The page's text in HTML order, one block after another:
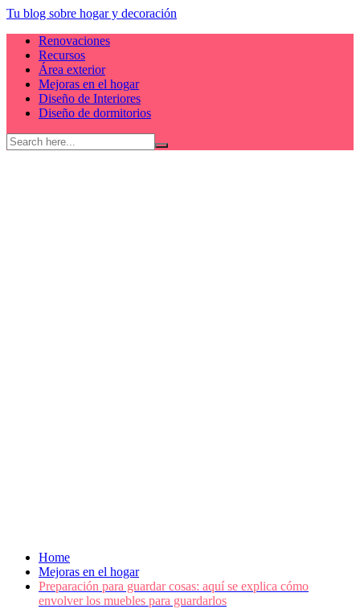
Skip
content
Tu blog sobre hogar y decoración
Renovaciones
Recursos
Área exterior
Mejoras en el hogar
Diseño de Interiores
Diseño de dormitorios
Home
Mejoras en el hogar
Preparación para guardar cosas: aquí se explica cómo
envolver los muebles para guardarlos